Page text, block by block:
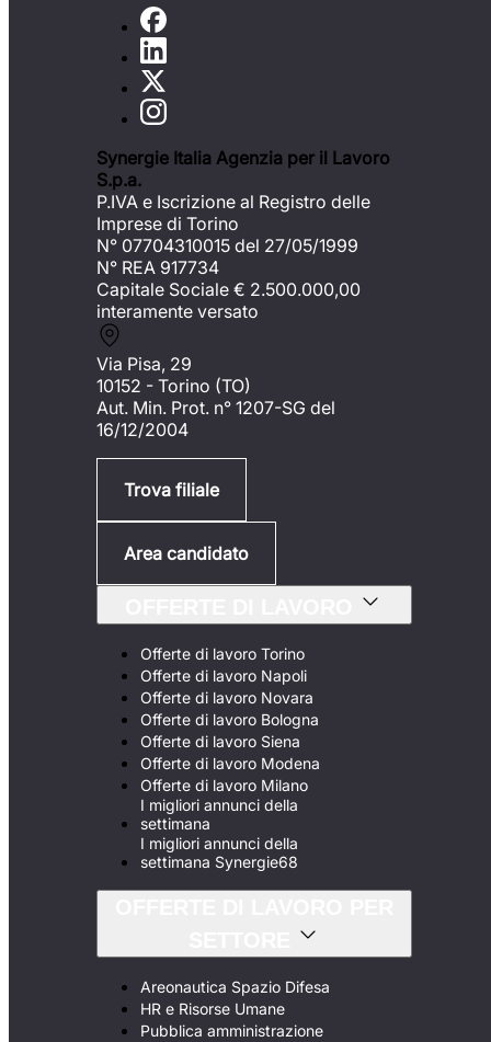
Synergie Italia Agenzia per il Lavoro
S.p.a.
P.IVA e Iscrizione al Registro delle
Imprese di Torino
N° 07704310015 del 27/05/1999
N° REA 917734
Capitale Sociale € 2.500.000,00
interamente versato
Via Pisa, 29
10152 - Torino (TO)
Aut. Min. Prot. n° 1207-SG del
16/12/2004
Trova filiale
Area candidato
Offerte di lavoro Torino
Offerte di lavoro Napoli
Offerte di lavoro Novara
Offerte di lavoro Bologna
Offerte di lavoro Siena
Offerte di lavoro Modena
Offerte di lavoro Milano
I migliori annunci della
settimana
I migliori annunci della
settimana Synergie68
Areonautica Spazio Difesa
HR e Risorse Umane
Pubblica amministrazione